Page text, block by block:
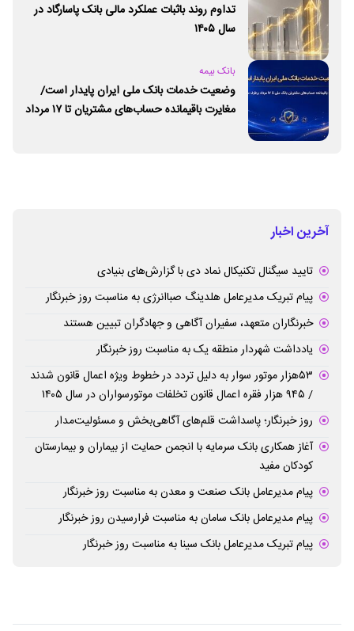
تداوم روند باثبات عملکرد مالی بانک پاسارگاد در
سال ۱۴۰۵
بانک بیمه
وضعیت خدمات بانک ملی ایران پایدار است/
مغایرت‌ باقیمانده حساب‌های مشتریان تا ۱۷ مرداد
آخرین اخبار
تایید سیگنال تکنیکال نماد دی با گزارش‌های بنیادی
پیام تبریک مدیرعامل هلدینگ صباانرژی به مناسبت روز خبرنگار
خبرنگاران متعهد، سفیران آگاهی و جهادگران تبیین هستند
یادداشت شهردار منطقه یک به مناسبت روز خبرنگار
۵۳هزار موتور سوار به دلیل تردد در خطوط ویژه اعمال قانون شدند
/ ۹۴۵ هزار فقره اعمال قانون تخلفات موتورسواران در سال ۱۴۰۵
روز خبرنگار؛ پاسداشت قلم‌های آگاهی‌بخش و مسئولیت‌مدار
آغاز همکاری بانک سرمایه با انجمن حمایت از بیماران و بیمارستان
کودکان مفید
پیام مدیرعامل بانک صنعت و معدن به مناسبت روز خبرنگار
پیام مدیرعامل بانک سامان به مناسبت فرارسیدن روز خبرنگار
پیام تبریک مدیرعامل بانک سینا به مناسبت روز خبرنگار